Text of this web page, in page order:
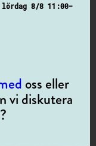
8/8 11:00-
oss eller
vi diskutera